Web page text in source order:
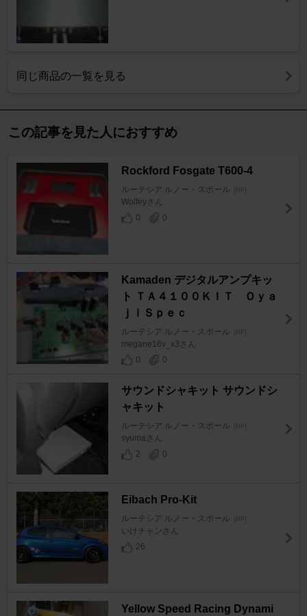
同じ商品の一覧を見る
この記事を見た人におすすめ
Rockford Fosgate T600-4
ルーテシア ルノー・スポール [RF]
Wolfeyさん
0
0
Kamaden デジタルアンプキッ
ト ＴＡ４１００ＫＩＴ Ｏｙａ
ｊｉＳｐｅｃ
ルーテシア ルノー・スポール [RF]
megane16v_x3さん
0
0
サウンドシャキット サウンドシ
ャキット
ルーテシア ルノー・スポール [RF]
syumaさん
2
0
Eibach Pro-Kit
ルーテシア ルノー・スポール [RF]
いけチャンさん
26
Yellow Speed Racing Dynami